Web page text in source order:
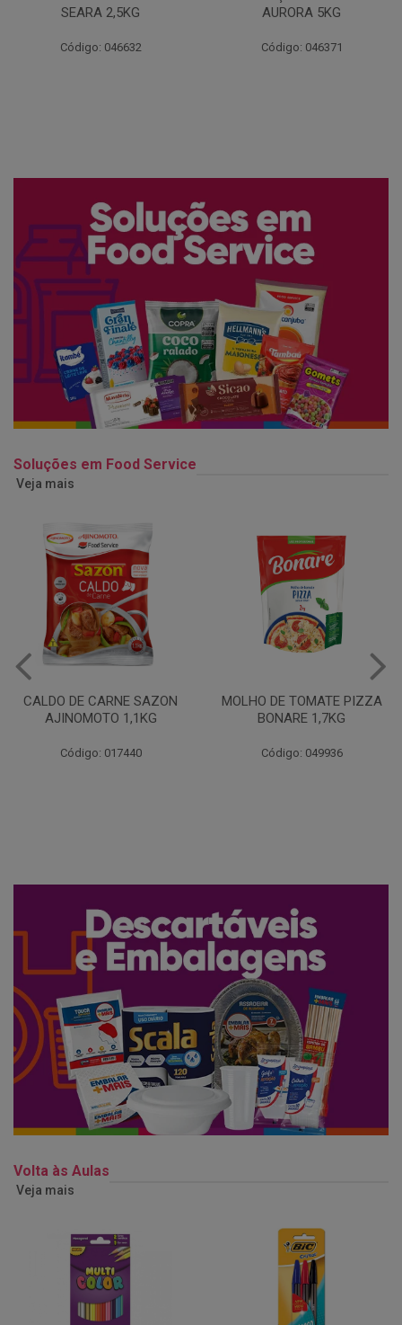
AURORA 5KG
Código: 046371
FATIADO PAKAN 200G
Código: 061522
Soluções em Food Service
Veja mais
MOLHO DE TOMATE PIZZA
BONARE 1,7KG
Código: 049936
MARGARINA USO
PROFISSIONAL 80% CUKIN
Código: 062469
Volta às Aulas
Veja mais